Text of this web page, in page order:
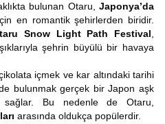
bulunan Otaru, Japonya’da
en romantik şehirlerden biridir.
Snow Light Path Festival
şehrin büyülü bir havaya
içmek ve kar altındaki tarihi
bulunmak gerçek bir Japon aşk
sağlar. Bu nedenle de Otaru,
arasında oldukça popülerdir.